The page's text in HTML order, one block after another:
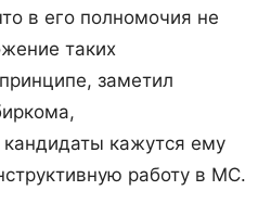
в его полномочия не
таких
заметил
кандидаты кажутся ему
работу в МС.